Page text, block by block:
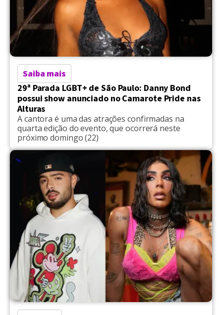
Saiba mais
29ª Parada LGBT+ de São Paulo: Danny Bond
possui show anunciado no Camarote Pride nas
Alturas
A cantora é uma das atrações confirmadas na
quarta edição do evento, que ocorrerá neste
próximo domingo (22)